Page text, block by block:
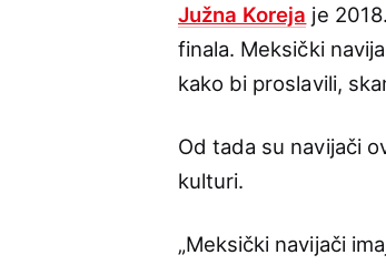
Južna Koreja je
finala. Meksički
kako bi proslavili,
Od tada su navijači
kulturi.
„Meksički navijači